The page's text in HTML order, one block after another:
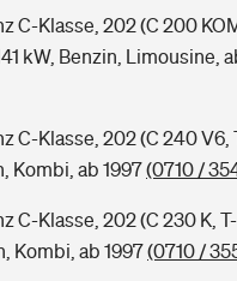
C-Klasse, 202 (C 200
kW, Benzin, Limousine,
C-Klasse, 202 (C 240 V6,
Kombi, ab 1997(0710 /
C-Klasse, 202 (C 230 K,
Kombi, ab 1997(0710 /